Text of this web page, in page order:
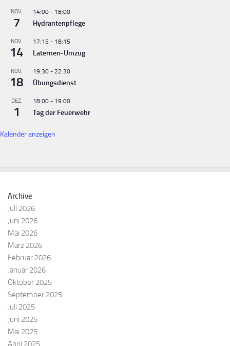
NOV.
7
14:00 - 18:00
Hydrantenpflege
NOV.
14
17:15 - 18:15
Laternen-Umzug
NOV.
18
19:30 - 22:30
Übungsdienst
DEZ.
1
18:00 - 19:00
Tag der Feuerwehr
Kalender anzeigen
Archive
Juli 2026
Juni 2026
Mai 2026
März 2026
Februar 2026
Januar 2026
Oktober 2025
September 2025
Juli 2025
Juni 2025
Mai 2025
April 2025